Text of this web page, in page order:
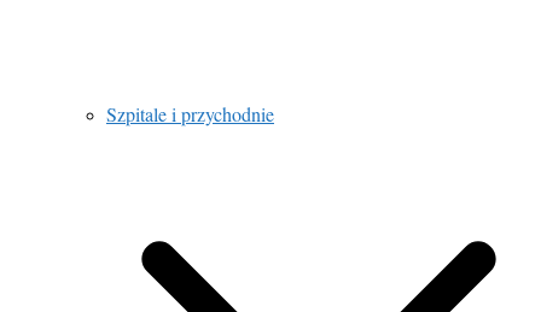
Szpitale i przychodnie